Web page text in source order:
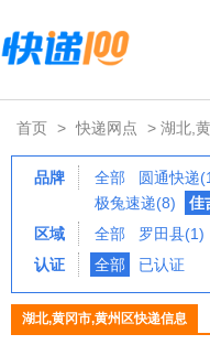
首页 > 快递网点 > 湖北,
品牌 全部 圆通快递
极兔速递(8)
佳
区域
全部 罗田县(1)
认证
全部 已认证
湖北,黄冈市,黄州区快递信息